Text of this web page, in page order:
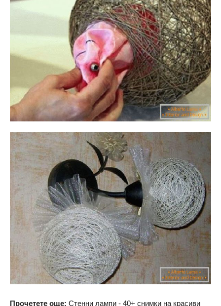
Прочетете още: Стенни лампи - 40+ снимки на красиви